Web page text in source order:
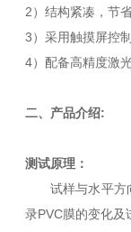
2）结构紧凑，节
3）采用触摸屏控
4）配备高精度激
二、产品介绍:
测试原理：
试样与水平方
录PVC膜的变化及